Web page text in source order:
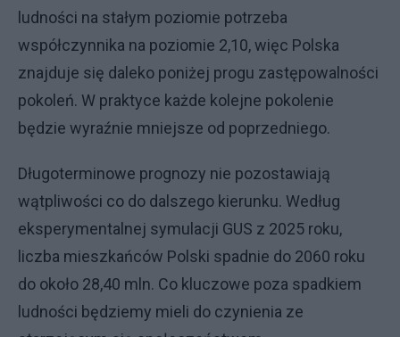
ludności na stałym poziomie potrzeba
współczynnika na poziomie 2,10, więc Polska
znajduje się daleko poniżej progu zastępowalności
pokoleń. W praktyce każde kolejne pokolenie
będzie wyraźnie mniejsze od poprzedniego.
Długoterminowe prognozy nie pozostawiają
wątpliwości co do dalszego kierunku. Według
eksperymentalnej symulacji GUS z 2025 roku,
liczba mieszkańców Polski spadnie do 2060 roku
do około 28,40 mln. Co kluczowe poza spadkiem
ludności będziemy mieli do czynienia ze